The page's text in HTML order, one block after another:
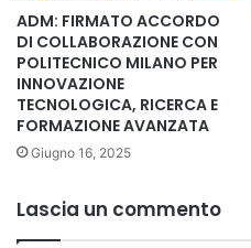
ADM: FIRMATO ACCORDO
DI COLLABORAZIONE CON
POLITECNICO MILANO PER
INNOVAZIONE
TECNOLOGICA, RICERCA E
FORMAZIONE AVANZATA
Giugno 16, 2025
Lascia un commento